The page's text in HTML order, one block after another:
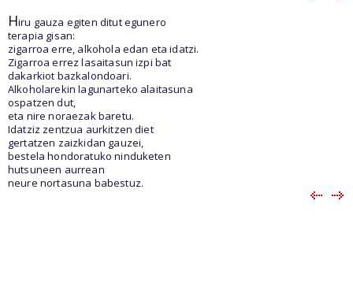
Hiru gauza egiten ditut egunero
terapia gisan:
zigarroa erre, alkohola edan eta idatzi.
Zigarroa errez lasaitasun izpi bat
dakarkiot bazkalondoari.
Alkoholarekin lagunarteko alaitasuna
ospatzen dut,
eta nire noraezak baretu.
Idatziz zentzua aurkitzen diet
gertatzen zaizkidan gauzei,
bestela hondoratuko ninduketen
hutsuneen aurrean
neure nortasuna babestuz.